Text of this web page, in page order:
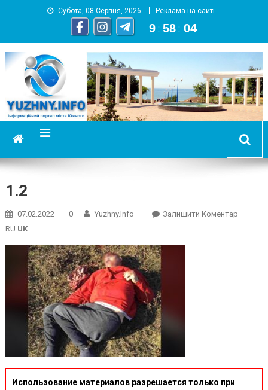
Субота, 08 Серпня, 2026 Реклама на сайті
9 58 05
YUZHNY.INFO
информационный портал города Южный
1.2
07.02.2022 0 Yuzhny.info Залишити КоментарOn
RU UK
Использование материалов разрешается только при